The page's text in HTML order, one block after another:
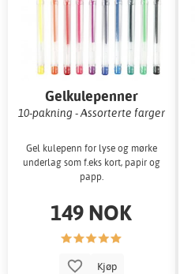
Gelkulepenner
10-pakning - Assorterte farger
Gel kulepenn for lyse og mørke
underlag som f.eks kort, papir og
papp.
149 NOK
Kjøp